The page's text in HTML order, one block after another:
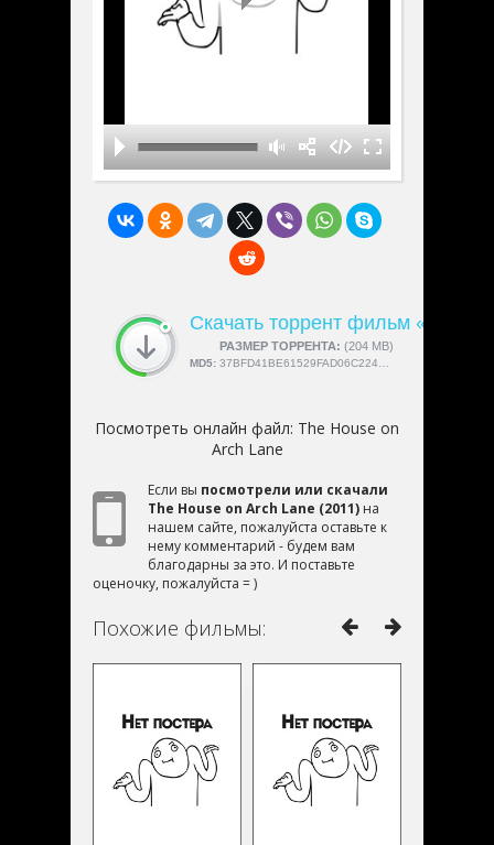
Скачать торрент фильм «The
РАЗМЕР ТОРРЕНТА: (204 MB)
СКАЧАЛИ:4189
MD5: 37BFD41BE61529FAD06C22422F0AADA2
Посмотреть онлайн файл: The House on
Arch Lane
Если вы посмотрели или скачали
The House on Arch Lane (2011) на
нашем сайте, пожалуйста оставьте к
нему комментарий - будем вам
благодарны за это. И поставьте
оценочку, пожалуйста = )
Похожие фильмы: